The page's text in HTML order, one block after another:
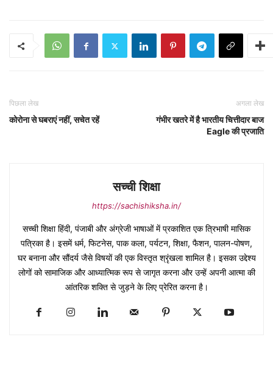
पिछला लेख
कोरोना से घबराएं नहीं, सचेत रहें
अगला लेख
गंभीर खतरे में है भारतीय चित्तीदार बाज
Eagle की प्रजाति
सच्ची शिक्षा
https://sachishiksha.in/
सच्ची शिक्षा हिंदी, पंजाबी और अंग्रेजी भाषाओं में प्रकाशित एक त्रिभाषी मासिक
पत्रिका है। इसमें धर्म, फिटनेस, पाक कला, पर्यटन, शिक्षा, फैशन, पालन-पोषण,
घर बनाना और सौंदर्य जैसे विषयों की एक विस्तृत श्रृंखला शामिल है। इसका उद्देश्य
लोगों को सामाजिक और आध्यात्मिक रूप से जागृत करना और उन्हें अपनी आत्मा की
आंतरिक शक्ति से जुड़ने के लिए प्रेरित करना है।